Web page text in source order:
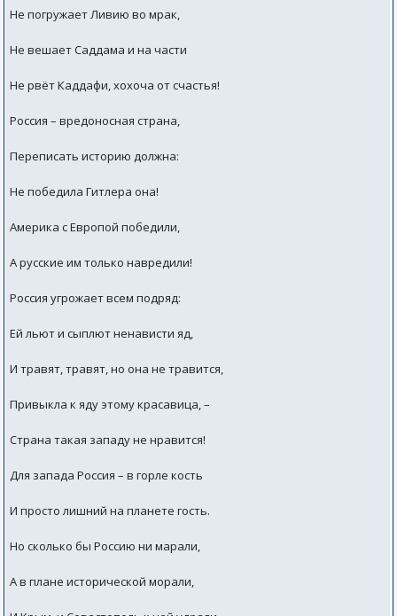
Не погружает Ливию во мрак,
Не вешает Саддама и на части
Не рвёт Каддафи, хохоча от счастья!
Россия – вредоносная страна,
Переписать историю должна:
Не победила Гитлера она!
Америка с Европой победили,
А русские им только навредили!
Россия угрожает всем подряд:
Ей льют и сыплют ненависти яд,
И травят, травят, но она не травится,
Привыкла к яду этому красавица, –
Страна такая западу не нравится!
Для запада Россия – в горле кость
И просто лишний на планете гость.
Но сколько бы Россию ни марали,
А в плане исторической морали,